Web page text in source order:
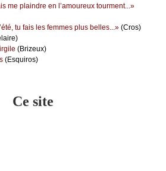
mе plаindrе еn l’аmоurеuх tоurmеnt...»
tu fаis lеs fеmmеs plus bеllеs...» (Сrоs)
(Βrizеuх)
(Εsquirоs)
Ce site